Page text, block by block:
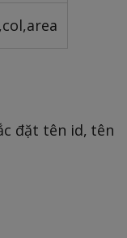
đặt tên id, tên